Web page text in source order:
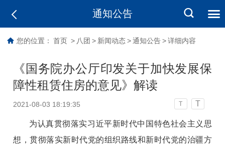
通知公告
您的位置： 首页 > 八团 > 新闻动态 > 通知公告 > 详细内容
《国务院办公厅印发关于加快发展保
障性租赁住房的意见》解读
2021-08-03 18:19:35 T T
为认真贯彻落实习近平新时代中国特色社会主义思
想，贯彻落实新时代党的组织路线和新时代党的治疆方